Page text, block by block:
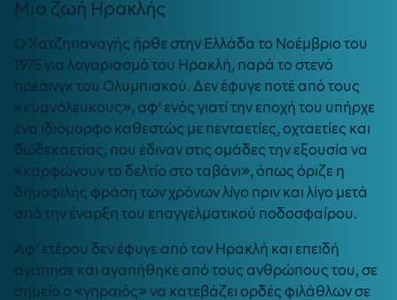
Μια ζωή Ηρακλής
Ο Χατζηπαναγής ήρθε στην Ελλάδα το Νοέμβριο του
1975 για λογαριασμό του Ηρακλή, παρά το στενό
πρέσινγκ του Ολυμπιακού. Δεν έφυγε ποτέ από τους
«κυανόλευκους», αφ’ ενός γιατί την εποχή του υπήρχε
ένα ιδιόμορφο καθεστώς με πενταετίες, οχταετίες και
δωδεκαετίας, που έδιναν στις ομάδες την εξουσία να
«καρφώνουν το δελτίο στο ταβάνι», όπως όριζε η
δημοφιλής φράση των χρόνων λίγο πριν και λίγο μετά
από την έναρξη του επαγγελματικού ποδοσφαίρου.
Αφ’ ετέρου δεν έφυγε από τον Ηρακλή και επειδή
αγάπησε και αγαπήθηκε από τους ανθρώπους του, σε
σημείο ο «γηραιός» να κατεβάζει ορδές φιλάθλων σε